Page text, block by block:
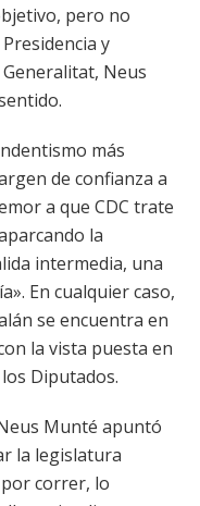
pero no
y
Neus
más
de confianza a
a que CDC trate
la
intermedia, una
En cualquier caso,
se encuentra en
la vista puesta en
Diputados.
Munté apuntó
la legislatura
correr, lo